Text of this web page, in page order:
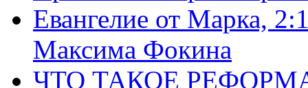
Евангелие от Марка,
Максима Фокина
ЧТО ТАКОЕ